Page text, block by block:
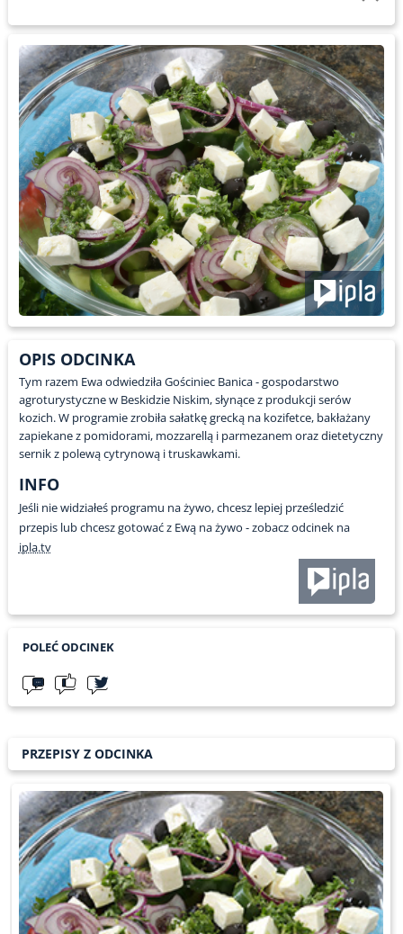
OPIS ODCINKA
Tym razem Ewa odwiedziła Gościniec Banica - gospodarstwo
agroturystyczne w Beskidzie Niskim, słynące z produkcji serów
kozich. W programie zrobiła sałatkę grecką na kozifetce, bakłażany
zapiekane z pomidorami, mozzarellą i parmezanem oraz dietetyczny
sernik z polewą cytrynową i truskawkami.
INFO
Jeśli nie widziałeś programu na żywo, chcesz lepiej prześledzić
przepis lub chcesz gotować z Ewą na żywo - zobacz odcinek na
ipla.tv
POLEĆ ODCINEK
PRZEPISY Z ODCINKA